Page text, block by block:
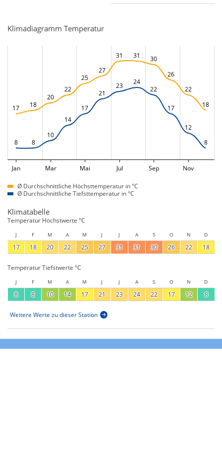
Klimadiagramm Temperatur
17 18
20
22
25
27
31 31
30
26
22
18
8 8
10
14
17
21
23
24
22
17
12
8
Jan Mar Mai Jul Sep Nov
Ø Durchschnittliche Höchsttemperatur in °C
Ø Durchschnittliche Tiefsttemperatur in °C
Klimatabelle
Temperatur Höchstwerte °C
J F M A M J J A S O N D
17 18 20 22 25 27 31 31 30 26 22 18
Temperatur Tiefstwerte °C
J F M A M J J A S O N D
8 8 10 14 17 21 23 24 22 17 12 8
Weitere Werte zu dieser Station